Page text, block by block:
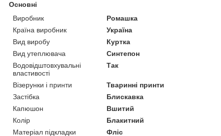
Основні
Виробник
Ромашка
Країна виробник
Україна
Вид виробу
Куртка
Вид утеплювача
Синтепон
Водовідштовхувальні
властивості
Так
Візерунки і принти
Тваринні принти
Застібка
Блискавка
Капюшон
Вшитий
Колір
Блакитний
Матеріал підкладки
Фліс